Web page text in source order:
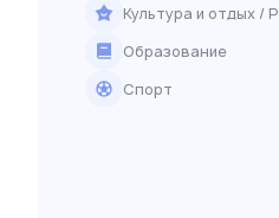
Культура и отдых /
Образование
Спорт